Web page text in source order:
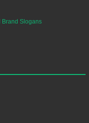
Brand Slogans